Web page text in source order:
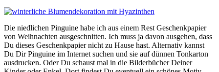
Die niedlichen Pinguine habe ich aus einem Rest Geschenkpapier
von Weihnachten ausgeschnitten. Ich muss ja davon ausgehen, dass
Du dieses Geschenkpapier nicht zu Hause hast. Alternativ kannst
Du Dir Pinguine im Internet suchen und sie auf dünnen Tonkarton
ausdrucken. Oder Du schaust mal in die Bilderbücher Deiner